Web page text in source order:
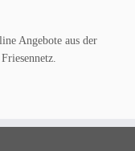
Angebote aus der